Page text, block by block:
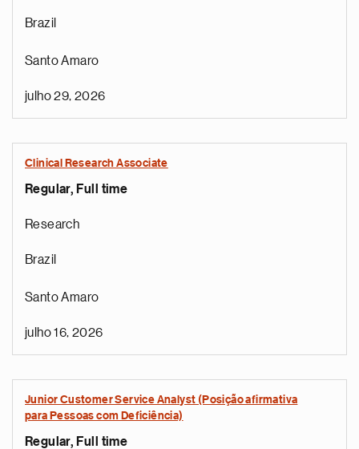
Brazil
Santo Amaro
julho 29, 2026
Clinical Research Associate
Regular, Full time
Research
Brazil
Santo Amaro
julho 16, 2026
Junior Customer Service Analyst (Posição afirmativa
para Pessoas com Deficiência)
Regular, Full time